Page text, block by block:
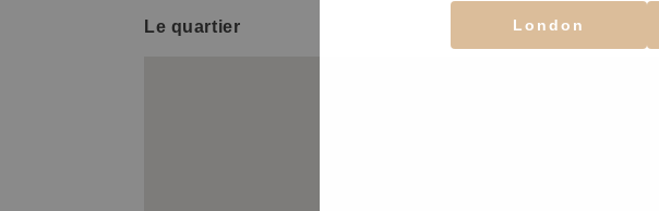
Le quartier
London